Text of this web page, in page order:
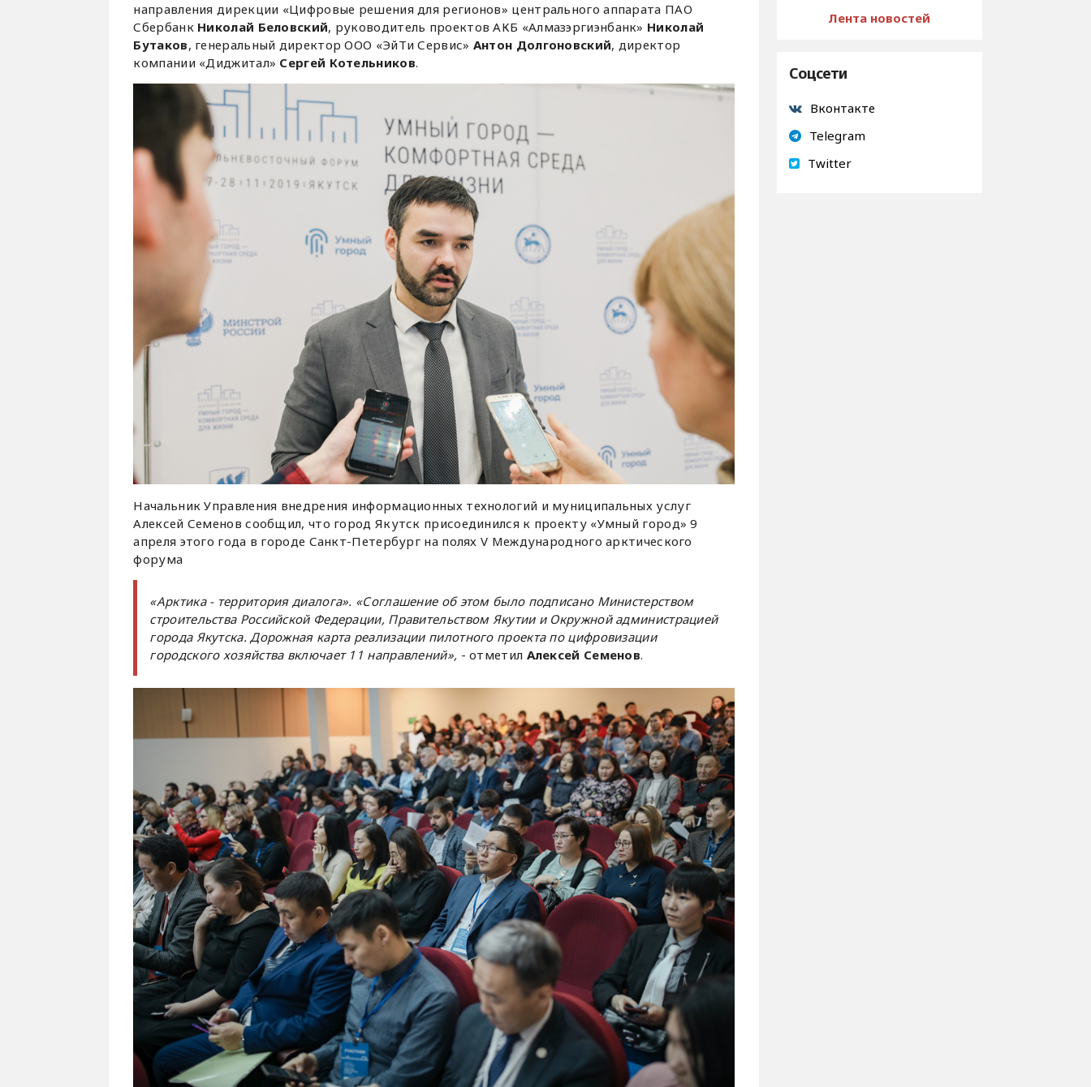
направления дирекции «Цифровые решения для регионов» центрального аппарата ПАО
Сбербанк Николай Беловский, руководитель проектов АКБ «Алмазэргиэнбанк» Николай
Бутаков, генеральный директор ООО «ЭйТи Сервис» Антон Долгоновский, директор
компании «Диджитал» Сергей Котельников.
Начальник Управления внедрения информационных технологий и муниципальных услуг
Алексей Семенов сообщил, что город Якутск присоединился к проекту «Умный город» 9
апреля этого года в городе Санкт-Петербург на полях V Международного арктического
форума
«Арктика - территория диалога». «Соглашение об этом было подписано Министерством
строительства Российской Федерации, Правительством Якутии и Окружной администрацией
города Якутска. Дорожная карта реализации пилотного проекта по цифровизации
городского хозяйства включает 11 направлений», - отметил Алексей Семенов.
Лента новостей
Соцсети
Вконтакте
Telegram
Twitter